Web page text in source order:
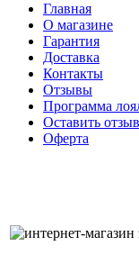
Главная
О магазине
Гарантия
Доставка
Контакты
Отзывы
Программа
Оставить
Оферта